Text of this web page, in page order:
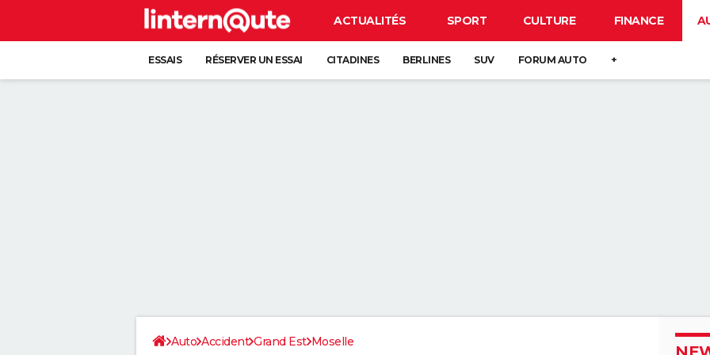
ACTUALITÉS SPORT CULTURE FINANCE
ESSAIS RÉSERVER UN ESSAI CITADINES BERLINES SUV FORUM AUTO +
Auto Accident Grand Est Moselle